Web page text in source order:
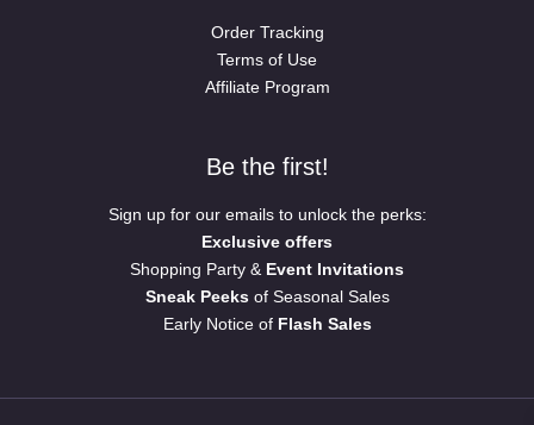
Order Tracking
Terms of Use
Affiliate Program
Be the first!
Sign up for our emails to unlock the perks:
Exclusive offers
Shopping Party & Event Invitations
Sneak Peeksof Seasonal Sales
Early Notice of Flash Sales